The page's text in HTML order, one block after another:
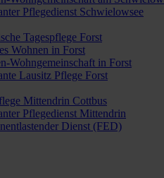
Pflegedienst Schwielowsee
Tagespflege Forst
Wohnen in Forst
Wohngemeinschaft in Forst
Lausitz Pflege Forst
Mittendrin Cottbus
Pflegedienst Mittendrin
Dienst (FED)